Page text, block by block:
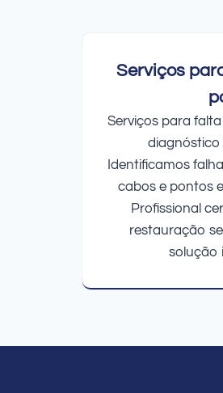
Serviços
Serviços para
diagnóstico
Identificamos
cabos e pontos
Profissional
restauração
solução